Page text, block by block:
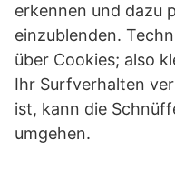
erkennen und dazu
einzublenden.
über Cookies; also
Ihr Surfverhalten
ist, kann die
umgehen.